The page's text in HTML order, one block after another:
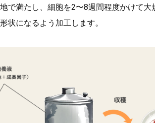
で満たし、細胞を2〜8週間程度かけて
状になるよう加工します。